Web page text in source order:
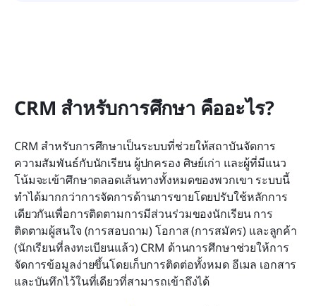
CRM สำหรับการศึกษา คืออะไร?
CRM สำหรับการศึกษาเป็นระบบที่ช่วยให้สถาบันจัดการ
ความสัมพันธ์กับนักเรียน ผู้ปกครอง ศิษย์เก่า และผู้ที่มีแนว
โน้มจะเข้าศึกษาตลอดเส้นทางทั้งหมดของพวกเขา ระบบนี้
ทำได้มากกว่าการจัดการด้านการขายโดยปรับใช้หลักการ
เดียวกันเพื่อการติดตามการมีส่วนร่วมของนักเรียน การ
ติดตามผู้สนใจ (การสอบถาม) โอกาส (การสมัคร) และลูกค้า
(นักเรียนที่ลงทะเบียนแล้ว) CRM ด้านการศึกษาช่วยให้การ
จัดการข้อมูลง่ายขึ้นโดยเก็บการติดต่อทั้งหมด อีเมล เอกสาร
และบันทึกไว้ในที่เดียวที่สามารถเข้าถึงได้